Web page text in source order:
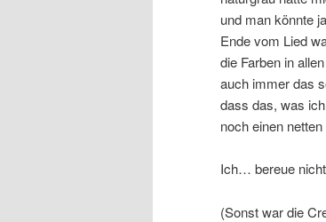
und man könnte
Ende vom Lied
die Farben in
auch immer das
dass das, was
noch einen
Ich… bereue
(Sonst war die